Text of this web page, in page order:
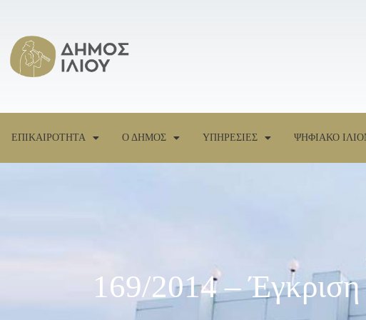
ΕΠΙΚΑΙΡΟΤΗΤΑ Ο ΔΗΜΟΣ ΥΠΗΡΕΣΙΕΣ ΨΗΦΙΑΚΟ
169/2014 –